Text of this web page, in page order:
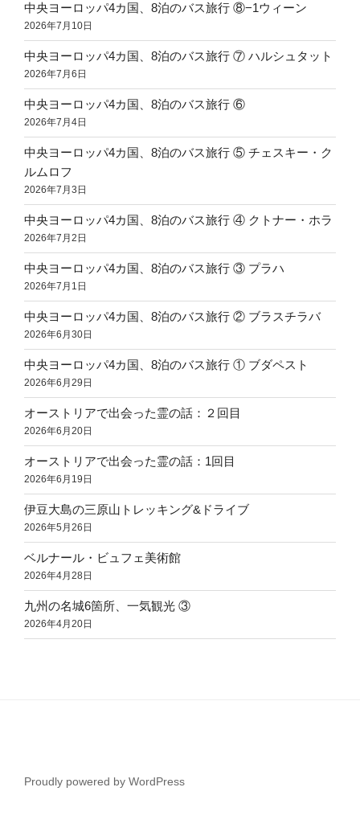
中央ヨーロッパ4カ国、8泊のバス旅行 ⑧−1ウィーン
2026年7月10日
中央ヨーロッパ4カ国、8泊のバス旅行 ⑦ ハルシュタット
2026年7月6日
中央ヨーロッパ4カ国、8泊のバス旅行 ⑥
2026年7月4日
中央ヨーロッパ4カ国、8泊のバス旅行 ⑤ チェスキー・ク
ルムロフ
2026年7月3日
中央ヨーロッパ4カ国、8泊のバス旅行 ④ クトナー・ホラ
2026年7月2日
中央ヨーロッパ4カ国、8泊のバス旅行 ③ プラハ
2026年7月1日
中央ヨーロッパ4カ国、8泊のバス旅行 ② ブラスチラバ
2026年6月30日
中央ヨーロッパ4カ国、8泊のバス旅行 ① ブダペスト
2026年6月29日
オーストリアで出会った霊の話：２回目
2026年6月20日
オーストリアで出会った霊の話：1回目
2026年6月19日
伊豆大島の三原山トレッキング&ドライブ
2026年5月26日
ベルナール・ビュフェ美術館
2026年4月28日
九州の名城6箇所、一気観光 ③
2026年4月20日
Proudly powered by WordPress